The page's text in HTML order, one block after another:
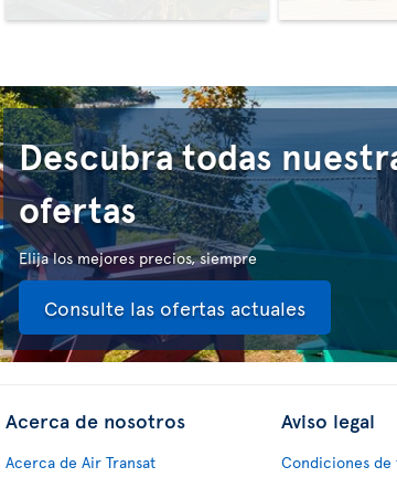
Descubra todas
ofertas
Elija los mejores precios, siempre
Consulte las ofertas actuales
Acerca de nosotros
Acerca de Air Transat
Aviso legal
Condiciones